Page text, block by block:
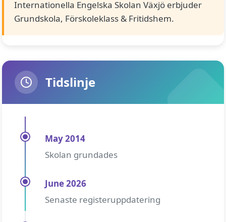
Internationella Engelska Skolan Växjö erbjuder
Grundskola, Förskoleklass & Fritidshem.
Tidslinje
May 2014
Skolan grundades
June 2026
Senaste registeruppdatering